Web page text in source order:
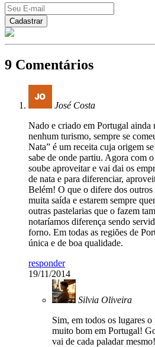
9 Comentários
José Costa
Nado e criado em Portugal ainda
nenhum turismo, sempre se
Nata” é um receita cuja origem
sabe de onde partiu. Agora com
soube aproveitar e vai dai os
de nata e para diferenciar,
Belém! O que o difere dos
muita saída e estarem sempre
outras pastelarias que o fazem
notaríamos diferença sendo
forno. Em todas as regiões de
única e de boa qualidade.
responder
19/11/2014
Silvia Oliveira
Sim, em todos os lugares o
muito bom em Portugal!
vai de cada paladar